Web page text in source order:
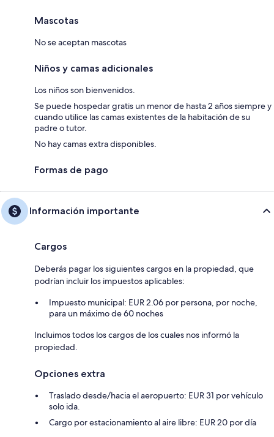
Mascotas
No se aceptan mascotas
Niños y camas adicionales
Los niños son bienvenidos.
Se puede hospedar gratis un menor de hasta 2 años siempre y
cuando utilice las camas existentes de la habitación de su
padre o tutor.
No hay camas extra disponibles.
Formas de pago
Información importante
Cargos
Deberás pagar los siguientes cargos en la propiedad, que
podrían incluir los impuestos aplicables:
Impuesto municipal: EUR 2.06 por persona, por noche,
para un máximo de 60 noches
Incluimos todos los cargos de los cuales nos informó la
propiedad.
Opciones extra
Traslado desde/hacia el aeropuerto: EUR 31 por vehículo
solo ida.
Cargo por estacionamiento al aire libre: EUR 20 por día